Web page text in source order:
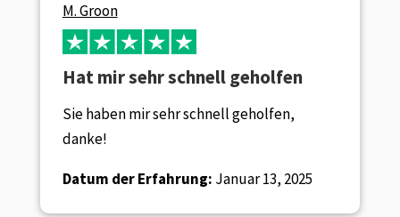
M. Groon
Hat mir sehr schnell geholfen
Sie haben mir sehr schnell geholfen,
danke!
Datum der Erfahrung: Januar 13, 2025